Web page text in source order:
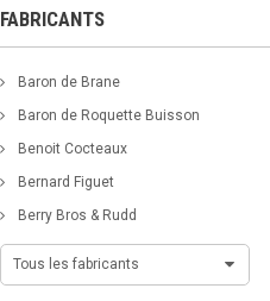
FABRICANTS
Baron de Brane
Baron de Roquette Buisson
Benoit Cocteaux
Bernard Figuet
Berry Bros & Rudd
Tous les fabricants